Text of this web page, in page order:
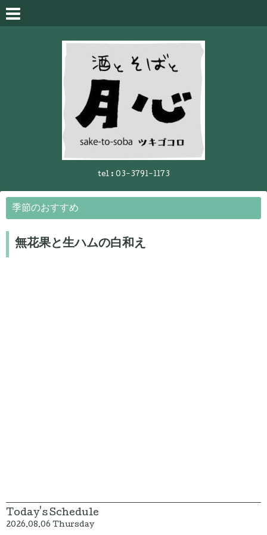
tel : 03-3791-1173
季節のおすすめ
無花果と生ハムの白和え
Today's Schedule
2026.08.06 Thursday